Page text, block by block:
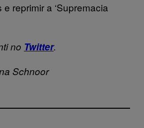
reprimir a ‘Supremacia
no Twitter.
Schnoor